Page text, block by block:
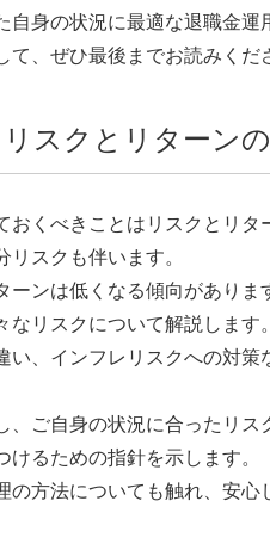
身の状況に最適な退職金運
、ぜひ最後までお読みくだ
スクとリターン
くべきことはリスクとリタ
スクも伴います。
ンは低くなる傾向がありま
リスクについて解説します。
い、インフレリスクへの対
、ご自身の状況に合ったリ
るための指針を示します。
の方法についても触れ、安